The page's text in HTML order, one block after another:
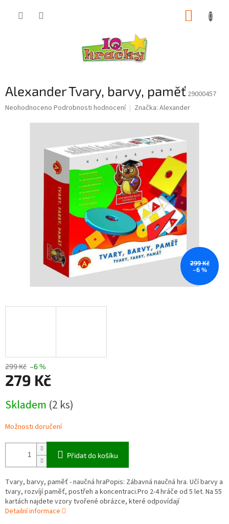
Alexander Tvary, barvy, paměť 29000457
Průměrné
Neohodnoceno Podrobnosti hodnocení Značka: Alexander
299 Kč
–6 %
299 Kč –6 %
279 Kč
cena:
Skladem (2 ks)
Možnosti doručení
Přidat do košíku
Tvary, barvy, paměť - naučná hraPopis: Zábavná naučná hra. Učí barvy a
tvary, rozvíjí paměť, postřeh a koncentraci.Pro 2-4 hráče od 5 let. Na 55
kartách najdete vzory tvořené obrázce, které odpovídají
Detailní informace